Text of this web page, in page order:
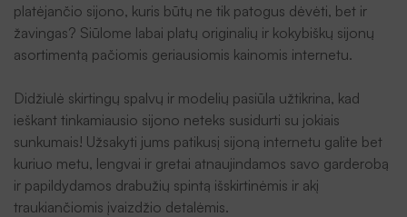
platėjančio sijono, kuris būtų ne tik patogus dėvėti, bet ir
žavingas? Siūlome labai platų originalių ir kokybiškų sijonų
asortimentą pačiomis geriausiomis kainomis internetu.
Didžiulė skirtingų spalvų ir modelių pasiūla užtikrina, kad
ieškant tinkamiausio sijono neteks susidurti su jokiais
sunkumais! Užsakyti jums patikusį sijoną internetu galite bet
kuriuo metu, lengvai ir gretai atnaujindamos savo garderobą
ir papildydamos drabužių spintą išskirtinėmis ir akį
traukiančiomis įvaizdžio detalėmis.